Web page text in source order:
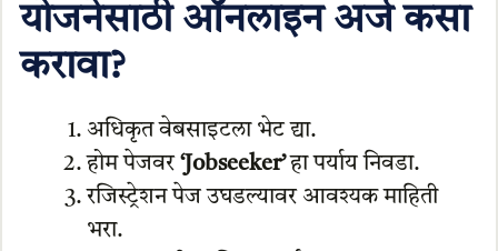
योजनेसाठी ऑनलाइन अर्ज कसा
करावा?
अधिकृत वेबसाइटला भेट द्या.
होम पेजवर ‘Jobseeker’हा पर्याय निवडा.
रजिस्ट्रेशन पेज उघडल्यावर आवश्यक माहिती
भरा.